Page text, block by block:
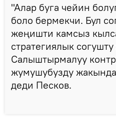
"Алар буга чейин
боло бермекчи. Бул
жеңишти камсыз
стратегиялык
Салыштырмалуу
жумушубузду
деди Песков.